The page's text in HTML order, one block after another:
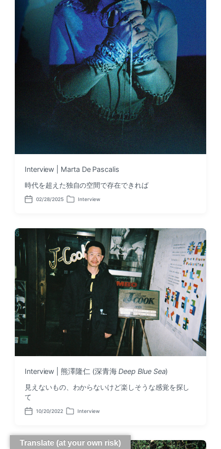
Interview | Marta De Pascalis
時代を超えた独自の空間で存在できれば
P
t
e
02/28/2025 P
e
d
i
Interview
Interview | 熊澤隆仁 (深青海Deep Blue Sea)
見えないもの、わからないけど楽しそうな感覚を探し
て
P
t
d
10/20/2022 P
t
e
Interview
Translate (at your own risk)